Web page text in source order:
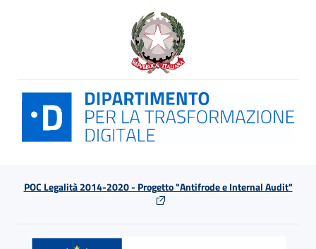
POC Legalità 2014-2020 - Progetto "Antifrode e Internal Audit"